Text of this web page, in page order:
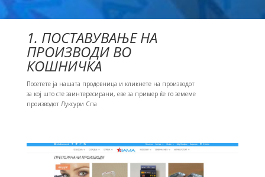
1. ПОСТАВУВАЊЕ НА
ПРОИЗВОДИ ВО
КОШНИЧКА
Посетете ја нашата продовница и кликнете на производот
за кој што сте заинтересирани, еве за пример ќе го земеме
производот Луксури Спа